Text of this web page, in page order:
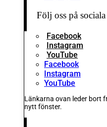
Följ oss på
Facebook
Instagram
YouTube
Facebook
Instagram
YouTube
Länkarna ovan leder bort
nytt fönster.